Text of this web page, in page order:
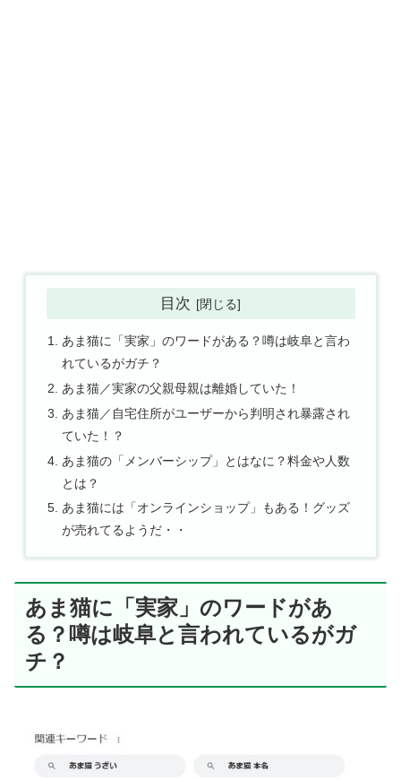
目次
あま猫に「実家」のワードがある？噂は岐阜と言わ
れているがガチ？
あま猫／実家の父親母親は離婚していた！
あま猫／自宅住所がユーザーから判明され暴露され
ていた！？
あま猫の「メンバーシップ」とはなに？料金や人数
とは？
あま猫には「オンラインショップ」もある！グッズ
が売れてるようだ・・
あま猫に「実家」のワードがあ
る？噂は岐阜と言われているがガ
チ？